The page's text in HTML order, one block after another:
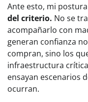
Ante esto, mi
del criterio. No se
acompañarlo con
generan confianza
compran, sino los
infraestructura
ensayan escenarios
ocurran.